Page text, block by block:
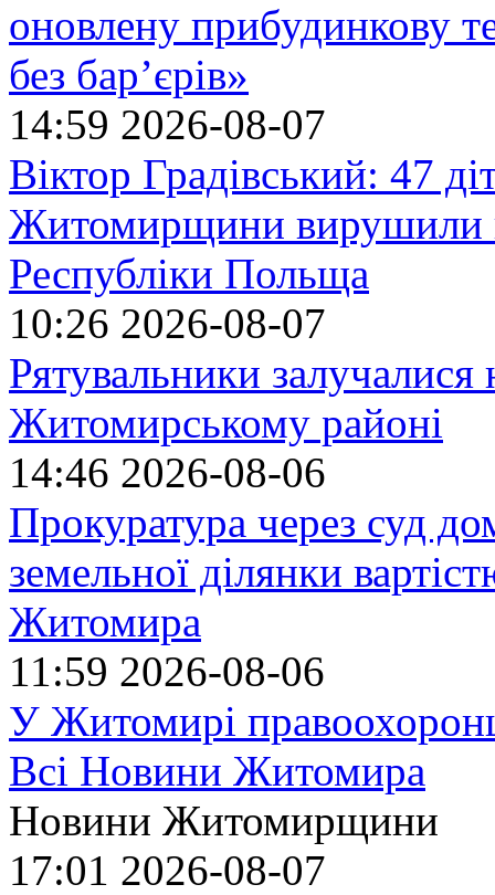
оновлену прибудинкову
без бар’єрів»
14:59 2026-08-07
Віктор Градівський: 47
Житомирщини вирушили
Республіки Польща
10:26 2026-08-07
Рятувальники
Житомирському районі
14:46 2026-08-06
Прокуратура через суд
земельної ділянки
Житомира
11:59 2026-08-06
У Житомирі
Всі Новини Житомира
Новини Житомирщини
17:01 2026-08-07